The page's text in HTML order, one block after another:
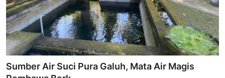
Kearifan lokal
Alam Bali
Seni
Kisah
Sumber Air Suci Pura Galuh, Mata Air Magis